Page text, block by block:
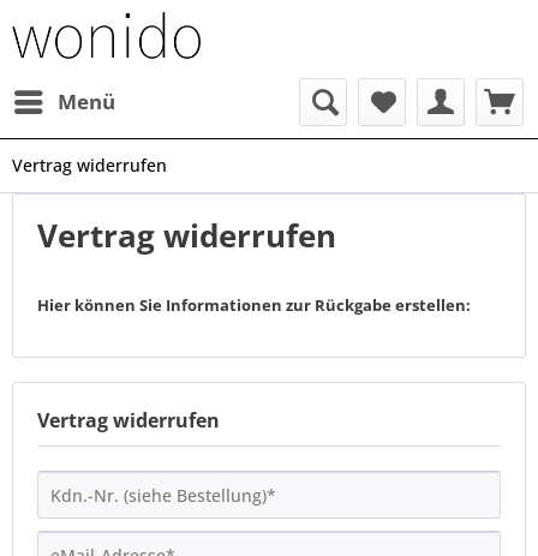
Menü
Vertrag widerrufen
Vertrag widerrufen
Hier können Sie Informationen zur Rückgabe erstellen:
Vertrag widerrufen